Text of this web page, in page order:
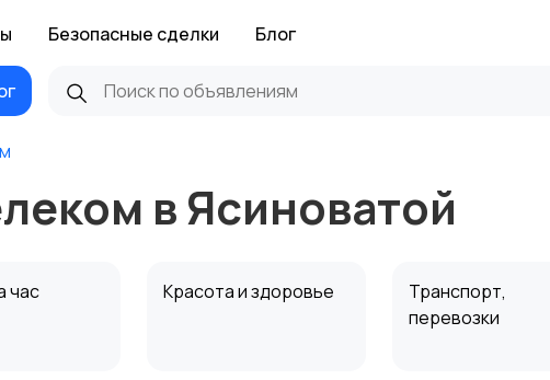
Безопасные сделки Блог
в Ясиноватой
час Красота и здоровье
Транспорт,
перевозки